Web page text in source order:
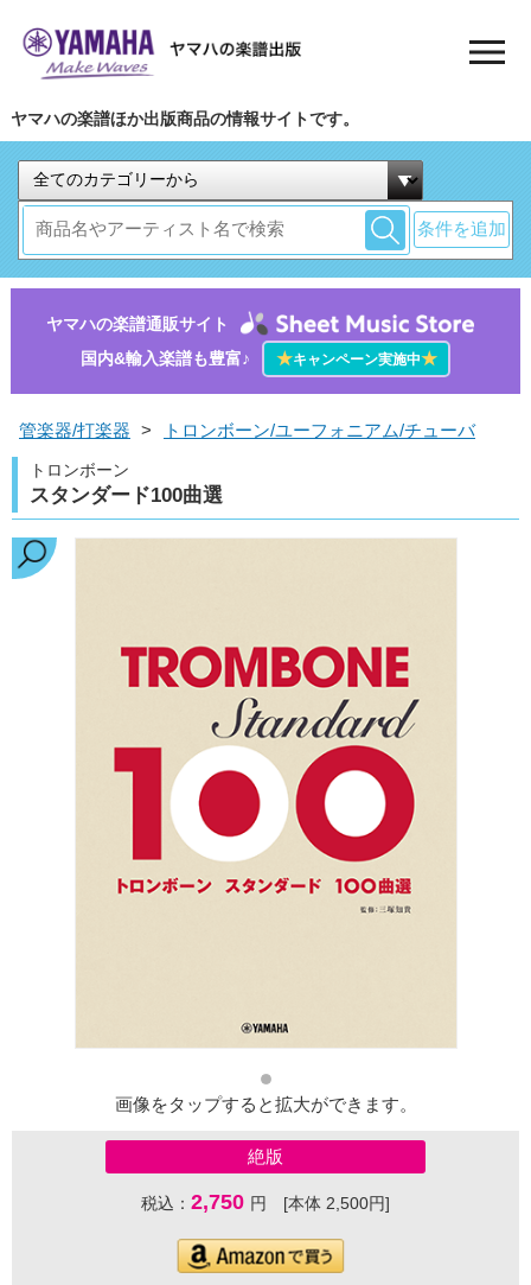
ヤマハの楽譜ほか出版商品の情報サイトです。
条件を追加
ヤマハの楽譜通販サイト
国内&輸入楽譜も豊富♪
★キャンペーン実施中★
管楽器/打楽器 > トロンボーン/ユーフォニアム/チューバ
トロンボーン
スタンダード100曲選
画像をタップすると拡大ができます。
絶版
税込： 2,750 円 [本体 2,500円]